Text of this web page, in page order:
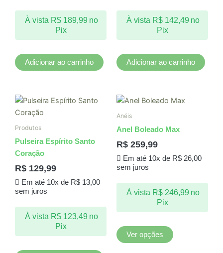
À vista R$189,99 no
Pix
Adicionar ao carrinho
À vista R$142,49 no
Pix
Adicionar ao carrinho
Produtos
Pulseira Espírito Santo
Coração
R$ 129,99
Em até 10x de R$13,00
sem juros
À vista R$123,49 no
Pix
Anéis
Anel Boleado Max
R$ 259,99
Em até 10x de R$26,00
sem juros
À vista R$246,99 no
Pix
Ver opções
Este
As
podem
ser
página